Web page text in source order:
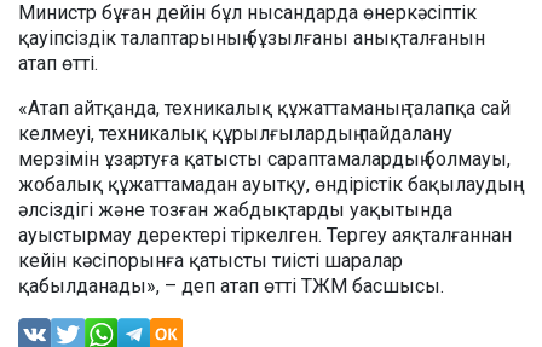
Министр бұған дейін бұл нысандарда өнеркәсіптік
қауіпсіздік талаптарының бұзылғаны анықталғанын
атап өтті.
«Атап айтқанда, техникалық құжаттаманың талапқа сай
келмеуі, техникалық құрылғылардың пайдалану
мерзімін ұзартуға қатысты сараптамалардың болмауы,
жобалық құжаттамадан ауытқу, өндірістік бақылаудың
әлсіздігі және тозған жабдықтарды уақытында
ауыстырмау деректері тіркелген. Тергеу аяқталғаннан
кейін кәсіпорынға қатысты тиісті шаралар
қабылданады», – деп атап өтті ТЖМ басшысы.